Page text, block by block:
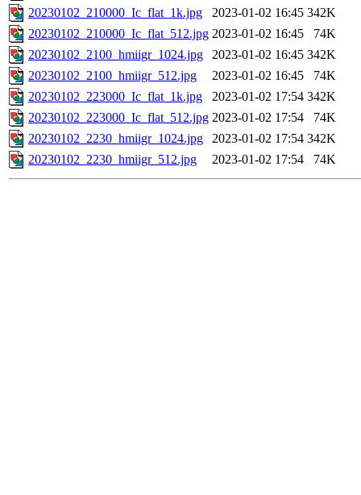
20230102_210000_Ic_flat_1k.jpg
2023-01-02 16:45 342K
20230102_210000_Ic_flat_512.jpg 2023-01-02 16:45
74K
20230102_2100_hmiigr_1024.jpg
2023-01-02 16:45 342K
20230102_2100_hmiigr_512.jpg
2023-01-02 16:45
74K
20230102_223000_Ic_flat_1k.jpg
2023-01-02 17:54 342K
20230102_223000_Ic_flat_512.jpg 2023-01-02 17:54
74K
20230102_2230_hmiigr_1024.jpg
2023-01-02 17:54 342K
20230102_2230_hmiigr_512.jpg
2023-01-02 17:54 74K